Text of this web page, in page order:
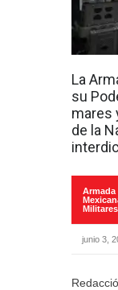
La
su
mares
de la
Armada
Militares
junio 3,